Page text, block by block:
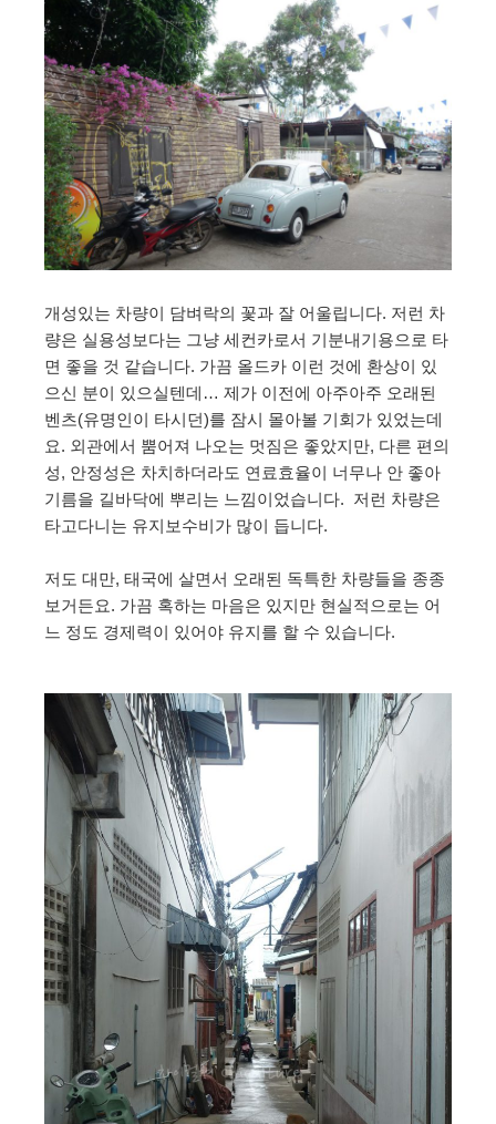
개성있는 차량이 담벼락의 꽃과 잘 어울립니다. 저런 차
량은 실용성보다는 그냥 세컨카로서 기분내기용으로 타
면 좋을 것 같습니다. 가끔 올드카 이런 것에 환상이 있
으신 분이 있으실텐데… 제가 이전에 아주아주 오래된
벤츠(유명인이 타시던)를 잠시 몰아볼 기회가 있었는데
요. 외관에서 뿜어져 나오는 멋짐은 좋았지만, 다른 편의
성, 안정성은 차치하더라도 연료효율이 너무나 안 좋아
기름을 길바닥에 뿌리는 느낌이었습니다. 저런 차량은
타고다니는 유지보수비가 많이 듭니다.
저도 대만, 태국에 살면서 오래된 독특한 차량들을 종종
보거든요. 가끔 혹하는 마음은 있지만 현실적으로는 어
느 정도 경제력이 있어야 유지를 할 수 있습니다.